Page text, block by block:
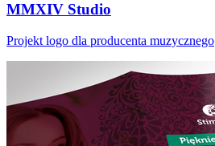
MMXIV Studio
Projekt logo dla producenta muzycznego